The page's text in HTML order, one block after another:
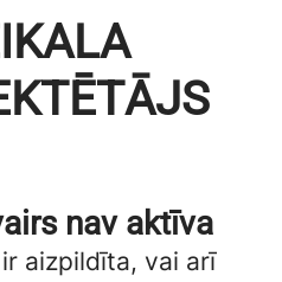
nav aktīva
aizpildīta, vai arī